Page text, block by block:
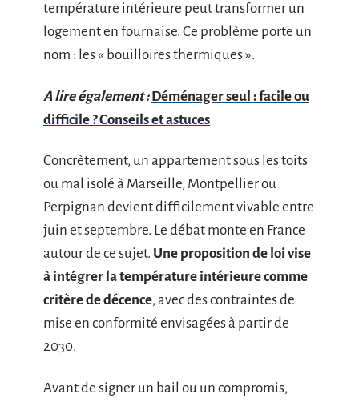
température intérieure peut transformer un
logement en fournaise. Ce problème porte un
nom : les « bouilloires thermiques ».
A lire également : Déménager seul : facile ou
difficile ? Conseils et astuces
Concrètement, un appartement sous les toits
ou mal isolé à Marseille, Montpellier ou
Perpignan devient difficilement vivable entre
juin et septembre. Le débat monte en France
autour de ce sujet. Une proposition de loi vise
à intégrer la température intérieure comme
critère de décence, avec des contraintes de
mise en conformité envisagées à partir de
2030.
Avant de signer un bail ou un compromis,